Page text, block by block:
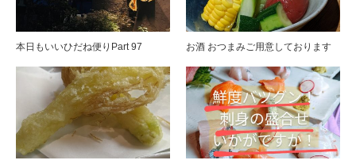
本日もいいひだね便りPart 97 お酒 おつまみご用意しております